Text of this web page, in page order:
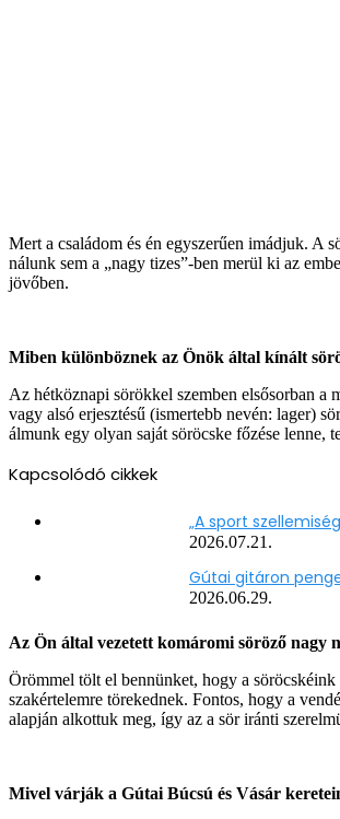
Mert a családom és én egyszerűen imádjuk. A
nálunk sem a „nagy tizes”-ben merül ki az
jövőben.
Miben különböznek az Önök által kínált
Az hétköznapi sörökkel szemben elsősorban a
vagy alsó erjesztésű (ismertebb nevén: lager)
álmunk egy olyan saját söröcske főzése lenne,
Kapcsolódó cikkek
„A sport
2026.07.21.
Gútai gitáron
2026.06.29.
Az Ön által vezetett komáromi söröző nagy
Örömmel tölt el bennünket, hogy a
szakértelemre törekednek. Fontos, hogy a
alapján alkottuk meg, így az a sör iránti
Mivel várják a Gútai Búcsú és Vásár